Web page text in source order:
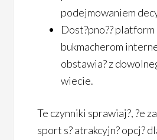
podejmowaniem
Dost?pno??
bukmacherom
obstawia? z
wiecie.
Te czynniki sprawiaj?, ?e
sport s? atrakcyjn? opcj?